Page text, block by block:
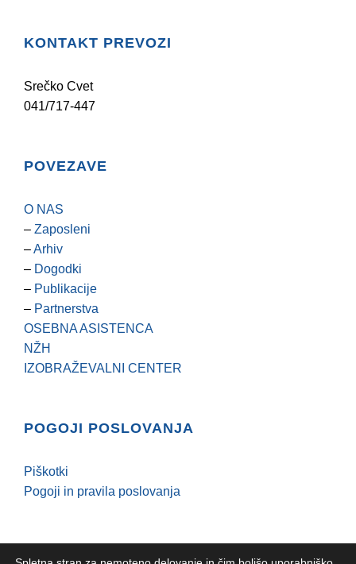
KONTAKT PREVOZI
Srečko Cvet
041/717-447
POVEZAVE
O NAS
– Zaposleni
–Arhiv
– Dogodki
– Publikacije
– Partnerstva
OSEBNA ASISTENCA
NŽH
IZOBRAŽEVALNI CENTER
POGOJI POSLOVANJA
Piškotki
Pogoji in pravila poslovanja